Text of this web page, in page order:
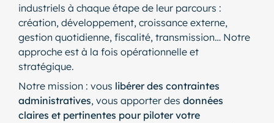
industriels à chaque étape de leur parcours :
création, développement, croissance externe,
gestion quotidienne, fiscalité, transmission… Notre
approche est à la fois opérationnelle et
stratégique.
Notre mission : vous libérer des contraintes
administratives, vous apporter des données
claires et pertinentes pour piloter votre